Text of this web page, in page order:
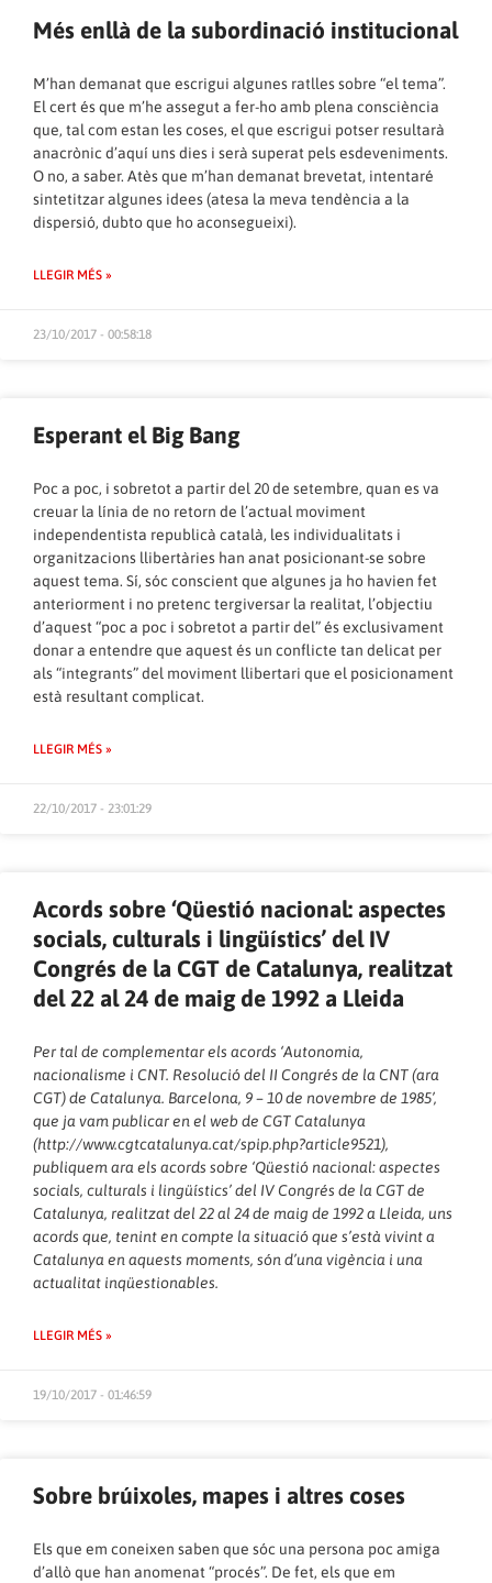
Més enllà de la subordinació institucional
M’han demanat que escrigui algunes ratlles sobre “el tema”.
El cert és que m’he assegut a fer-ho amb plena consciència
que, tal com estan les coses, el que escrigui potser resultarà
anacrònic d’aquí uns dies i serà superat pels esdeveniments.
O no, a saber. Atès que m’han demanat brevetat, intentaré
sintetitzar algunes idees (atesa la meva tendència a la
dispersió, dubto que ho aconsegueixi).
LLEGIR MÉS »
23/10/2017 - 00:58:18
Esperant el Big Bang
Poc a poc, i sobretot a partir del 20 de setembre, quan es va
creuar la línia de no retorn de l’actual moviment
independentista republicà català, les individualitats i
organitzacions llibertàries han anat posicionant-se sobre
aquest tema. Sí, sóc conscient que algunes ja ho havien fet
anteriorment i no pretenc tergiversar la realitat, l’objectiu
d’aquest “poc a poc i sobretot a partir del” és exclusivament
donar a entendre que aquest és un conflicte tan delicat per
als “integrants” del moviment llibertari que el posicionament
està resultant complicat.
LLEGIR MÉS »
22/10/2017 - 23:01:29
Acords sobre ‘Qüestió nacional: aspectes
socials, culturals i lingüístics’ del IV
Congrés de la CGT de Catalunya, realitzat
del 22 al 24 de maig de 1992 a Lleida
Per tal de complementar els acords ‘Autonomia,
nacionalisme i CNT. Resolució del II Congrés de la CNT (ara
CGT) de Catalunya. Barcelona, 9 – 10 de novembre de 1985’,
que ja vam publicar en el web de CGT Catalunya
(http://www.cgtcatalunya.cat/spip.php?article9521),
publiquem ara els acords sobre ‘Qüestió nacional: aspectes
socials, culturals i lingüístics’ del IV Congrés de la CGT de
Catalunya, realitzat del 22 al 24 de maig de 1992 a Lleida, uns
acords que, tenint en compte la situació que s’està vivint a
Catalunya en aquests moments, són d’una vigència i una
actualitat inqüestionables.
LLEGIR MÉS »
19/10/2017 - 01:46:59
Sobre brúixoles, mapes i altres coses
Els que em coneixen saben que sóc una persona poc amiga
d’allò que han anomenat “procés”. De fet, els que em